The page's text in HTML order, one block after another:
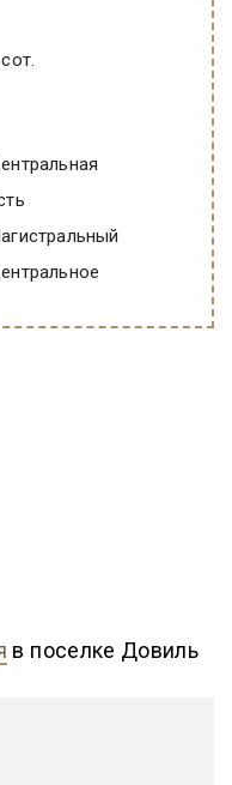
3 сот.
Центральная
Магистральный
Центральное
в поселке Довиль